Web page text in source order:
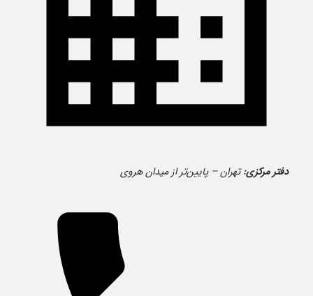
دفتر مرکزی:تهران – پایین‌تر از میدان هروی